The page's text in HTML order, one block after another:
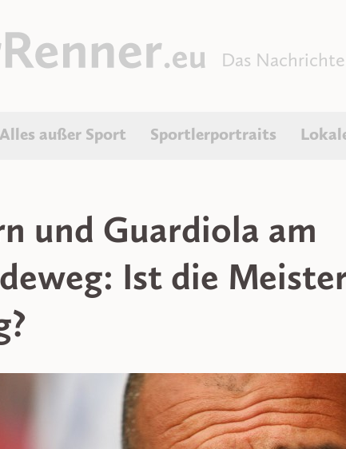
Das
Alles außer Sport Sportlerportraits
und Guardiola am
Ist die